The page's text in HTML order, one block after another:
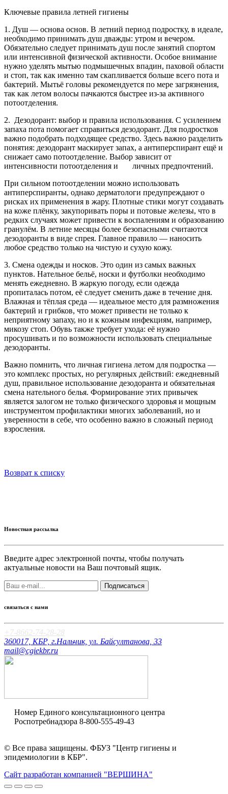
Ключевые правила летней гигиены
1. Душ — основа основ. В летний период подростку, в идеале,
необходимо принимать душ дважды: утром и вечером.
Обязательно следует принимать душ после занятий спортом
или интенсивной физической активности. Особое внимание
нужно уделять мытью подмышечных впадин, паховой области
и стоп, так как именно там скапливается больше всего пота и
бактерий. Мытьё головы рекомендуется по мере загрязнения,
так как летом волосы пачкаются быстрее из-за активного
потоотделения.
2. Дезодорант: выбор и правила использования. С усилением
запаха пота помогает справиться дезодорант. Для подростков
важно подобрать подходящее средство. Здесь важно разделить
понятия: дезодорант маскирует запах, а антиперспирант ещё и
снижает само потоотделение. Выбор зависит от
интенсивности потоотделения и личных предпочтений.
При сильном потоотделении можно использовать
антиперспиранты, однако дерматологи предупреждают о
рисках их применения в жару. Плотные стики могут создавать
на коже плёнку, закупоривать поры и потовые железы, что в
редких случаях может привести к воспалениям и образованию
гранулём. В летние месяцы более безопасными считаются
дезодоранты в виде спрея. Главное правило — наносить
любое средство только на чистую и сухую кожу.
3. Смена одежды и носков. Это один из самых важных
пунктов. Нательное бельё, носки и футболки необходимо
менять ежедневно. В жаркую погоду, если одежда
пропиталась потом, её следует сменить даже в течение дня.
Влажная и тёплая среда — идеальное место для размножения
бактерий и грибков, что может привести не только к
неприятному запаху, но и к кожным инфекциям, например,
микозу стоп. Обувь также требует ухода: её нужно
просушивать и по возможности использовать специальные
дезодоранты.
Важно помнить, что личная гигиена летом для подростка —
это комплекс простых, но регулярных действий: ежедневный
душ, правильное использование дезодоранта и обязательная
смена нательного белья. Формирование этих привычек
является залогом не только физического здоровья и мощным
инструментом профилактики многих заболеваний, но и
уверенности в себе, что особенно важно в сложный период
взросления.
Возврат к списку
Новостная рассылка
Введите адрес электронной почты, чтобы получать
актуальные новости на Ваш почтовый ящик.
Подписаться
связаться с нами
+7-8662-74-28-28
360017, КБР, г.Нальчик, ул. Байсултанова, 33
mail@cgiekbr.ru
Номер Единого консультационного центра
Роспотребнадзора 8-800-555-49-43
© Все права защищены. ФБУЗ "Центр гигиены и
эпидемиологии в КБР".
Сайт разработан компанией "ВЕРШИНА"